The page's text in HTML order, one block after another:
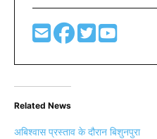
Related News
अबिश्वास प्रस्ताव के दौरान बिशुनपुरा